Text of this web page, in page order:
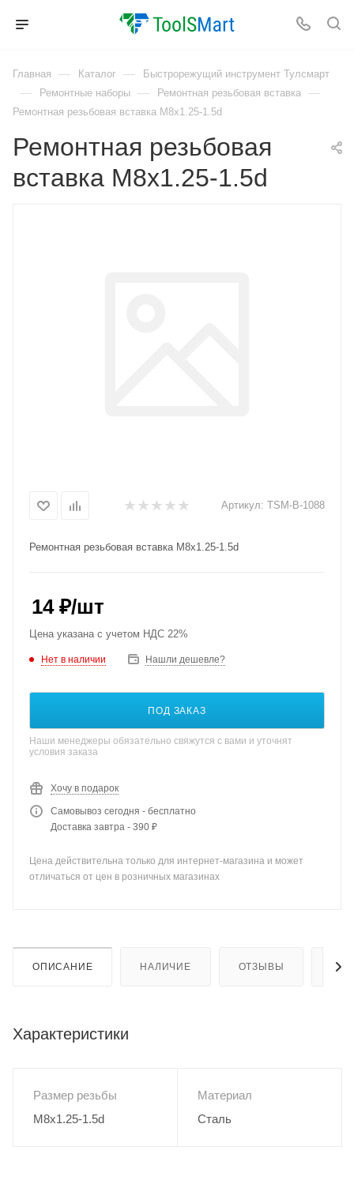
Главная — Каталог — Быстрорежущий инструмент Тулсмарт
— Ремонтные наборы — Ремонтная резьбовая вставка —
Ремонтная резьбовая вставка M8x1.25-1.5d
Ремонтная резьбовая
вставка M8x1.25-1.5d
Артикул: TSM-B-1088
Ремонтная резьбовая вставка M8x1.25-1.5d
14₽/шт
Цена указана с учетом НДС 22%
Нет в наличии Нашли дешевле?
ПОД ЗАКАЗ
Наши менеджеры обязательно свяжутся с вами и уточнят
условия заказа
Хочу в подарок
Самовывоз сегодня - бесплатно
Доставка завтра - 390 ₽
Цена действительна только для интернет-магазина и может
отличаться от цен в розничных магазинах
ОПИСАНИЕ НАЛИЧИЕ ОТЗЫВЫ
Характеристики
Размер резьбы
M8x1.25-1.5d
Материал
Сталь